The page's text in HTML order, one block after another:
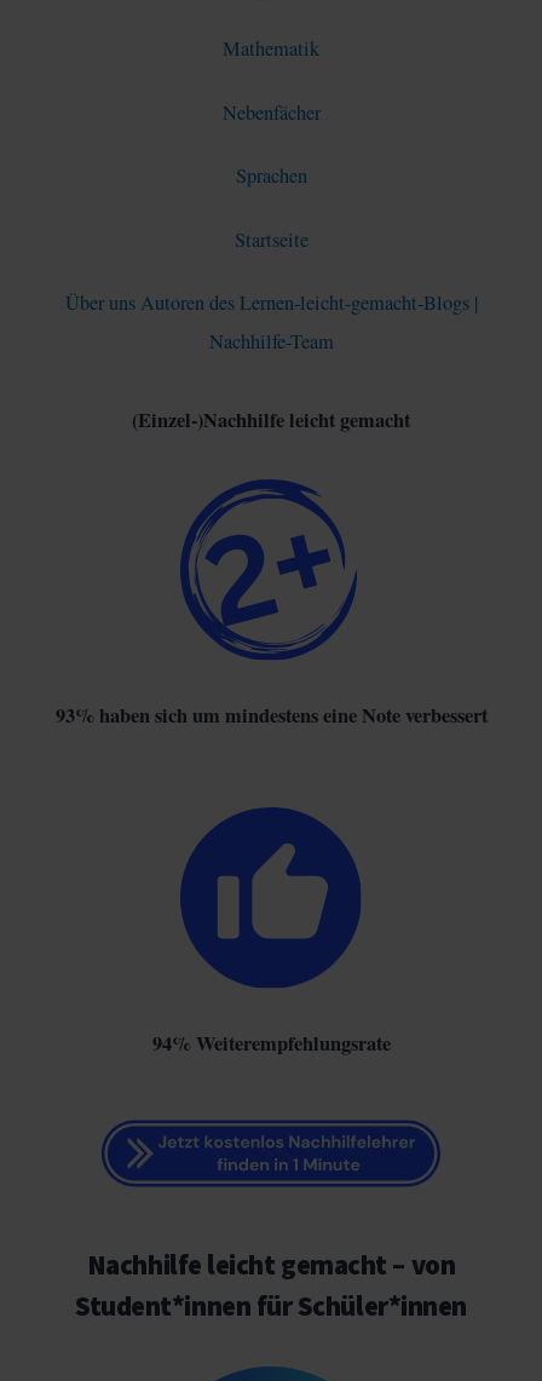
Mathematik
Nebenfächer
Sprachen
Startseite
Über uns Autoren des Lernen-leicht-gemacht-Blogs |
Nachhilfe-Team
(Einzel-)Nachhilfe leicht gemacht
93% haben sich um mindestens eine Note verbessert
94% Weiterempfehlungsrate
Nachhilfe leicht gemacht – von
Student*innen für Schüler*innen